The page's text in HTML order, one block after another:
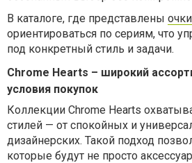
В каталоге, где представлены
ориентироваться по сериям, что
под конкретный стиль и задачи.
Chrome Hearts – широкий
условия покупок
Коллекции Chrome Hearts
стилей — от спокойных и
дизайнерских. Такой подход
которые будут не просто